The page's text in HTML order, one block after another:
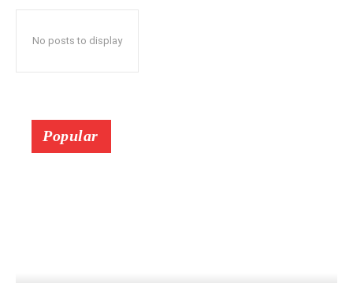
No posts to display
Popular